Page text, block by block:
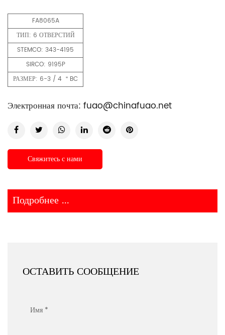
FA8065A
ТИП: 6 ОТВЕРСТИЙ
STEMCO: 343-4195
SIRCO: 9195P
РАЗМЕР: 6-3 / 4 ＂BC
Электронная почта: fuao@chinafuao.net
Свяжитесь с нами
Подробнее ...
ОСТАВИТЬ СООБЩЕНИЕ
Имя *